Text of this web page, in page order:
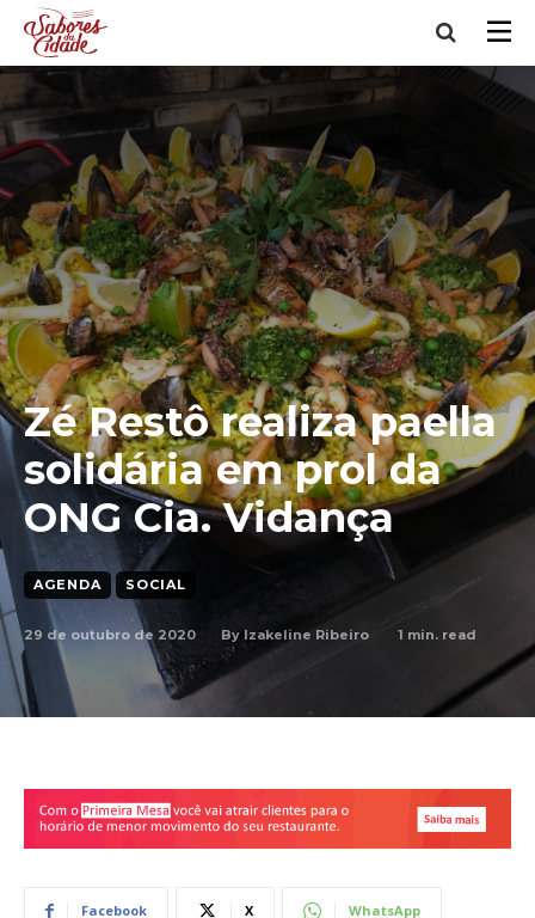
Zé Restô realiza paella
solidária em prol da
ONG Cia. Vidança
AGENDA SOCIAL
29 de outubro de 2020 By Izakeline Ribeiro 1 min. read
Facebook X WhatsApp